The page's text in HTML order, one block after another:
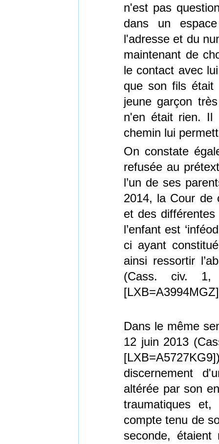
n'est pas
dans un
l'adresse et du
maintenant de
le contact avec
que son fils était
jeune garçon
n'en était rien. Il
chemin lui
On constate
refusée au
l’un de ses
2014, la Cour de
et des différentes
l’enfant est
ci ayant
ainsi ressortir
(Cass. civ. 1,
Dans le même
12 juin 2013
discernement
altérée par son
traumatiques
compte tenu de
seconde,